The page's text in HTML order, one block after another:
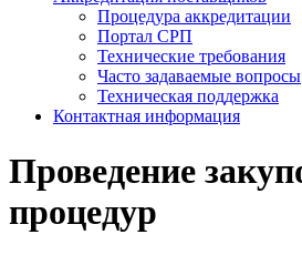
Процедура аккредитации
Портал СРП
Технические требования
Часто задаваемые вопросы
Техническая поддержка
Контактная информация
Проведение
процедур